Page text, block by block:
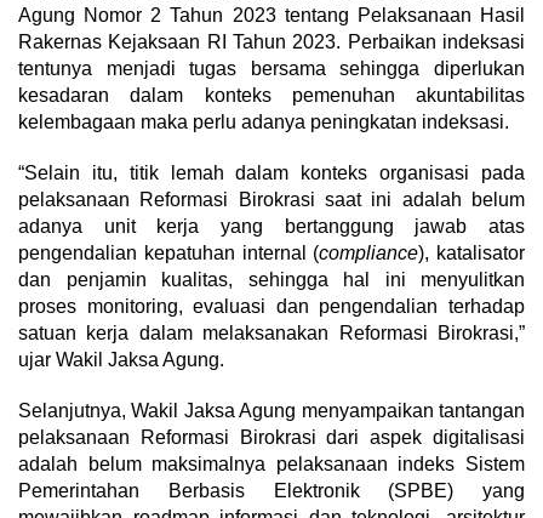
Agung Nomor 2 Tahun 2023 tentang Pelaksanaan Hasil
Rakernas Kejaksaan RI Tahun 2023. Perbaikan indeksasi
tentunya menjadi tugas bersama sehingga diperlukan
kesadaran dalam konteks pemenuhan akuntabilitas
kelembagaan maka perlu adanya peningkatan indeksasi.
“Selain itu, titik lemah dalam konteks organisasi pada
pelaksanaan Reformasi Birokrasi saat ini adalah belum
adanya unit kerja yang bertanggung jawab atas
pengendalian kepatuhan internal (compliance), katalisator
dan penjamin kualitas, sehingga hal ini menyulitkan
proses monitoring, evaluasi dan pengendalian terhadap
satuan kerja dalam melaksanakan Reformasi Birokrasi,”
ujar Wakil Jaksa Agung.
Selanjutnya, Wakil Jaksa Agung menyampaikan tantangan
pelaksanaan Reformasi Birokrasi dari aspek digitalisasi
adalah belum maksimalnya pelaksanaan indeks Sistem
Pemerintahan Berbasis Elektronik (SPBE) yang